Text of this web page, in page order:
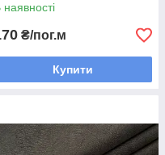
наявності
₴/пог.м
Купити